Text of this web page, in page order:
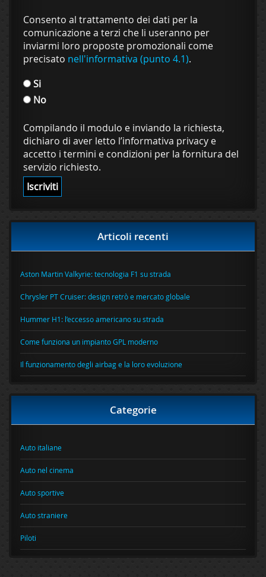
Consento al trattamento dei dati per la
comunicazione a terzi che li useranno per
inviarmi loro proposte promozionali come
precisato nell'informativa (punto 4.1).
Si
No
Compilando il modulo e inviando la richiesta,
dichiaro di aver letto l’informativa privacy e
accetto i termini e condizioni per la fornitura del
servizio richiesto.
Articoli recenti
Aston Martin Valkyrie: tecnologia F1 su strada
Chrysler PT Cruiser: design retrò e mercato globale
Hummer H1: l’eccesso americano su strada
Come funziona un impianto GPL moderno
Il funzionamento degli airbag e la loro evoluzione
Categorie
Auto italiane
Auto nel cinema
Auto sportive
Auto straniere
Piloti